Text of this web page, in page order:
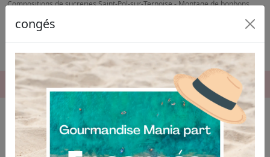
Compositions de sucreries Saint-Pol-sur-Ternoise - Montage de bonbons
congés
06.04.03.19.74